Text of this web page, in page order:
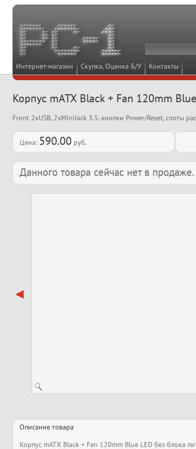
Интернет-магазин Скупка, Оценка Б/У Контакты
Корпус mATX Black + Fan 120mm
Front 2xUSB, 2xMiniJack 3.5, кнопки Power/Reset, слоты
Цена: 590.00 руб.
Данного товара сейчас нет в
Описание товара
Корпус mATX Black + Fan 120mm Blue LED без блока